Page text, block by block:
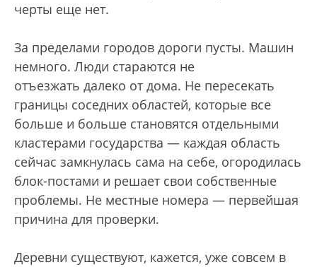
черты еще нет.
За пределами городов дороги пусты. Машин
немного. Люди стараются не
отъезжать далеко от дома. Не пересекать
границы соседних областей, которые все
больше и больше становятся отдельными
кластерами государства — каждая область
сейчас замкнулась сама на себе, огородилась
блок-постами и решает свои собственные
проблемы. Не местные номера — первейшая
причина для проверки.
Деревни существуют, кажется, уже совсем в